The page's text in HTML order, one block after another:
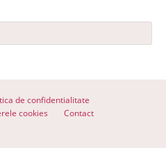
de confidentialitate
cookies
Contact